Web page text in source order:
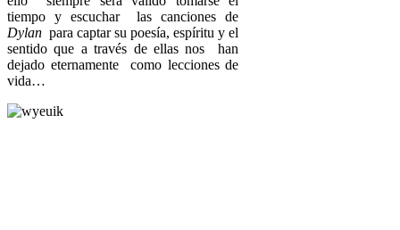
tiempo y escuchar las canciones de
Dylan para captar su poesía, espíritu y el
sentido que a través de ellas nos han
dejado eternamente como lecciones de
vida…